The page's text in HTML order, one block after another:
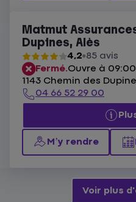
Matmut
Dupines, Alès
4,2 85 avis
Fermé.Ouvre à 09:00
1143 Chemin des
04 66 52 29 00
M’y rendre
Voir plus